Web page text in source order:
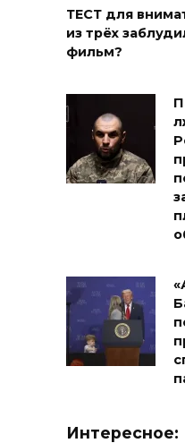
ТЕСТ для
из трёх
фильм?
Интересное: